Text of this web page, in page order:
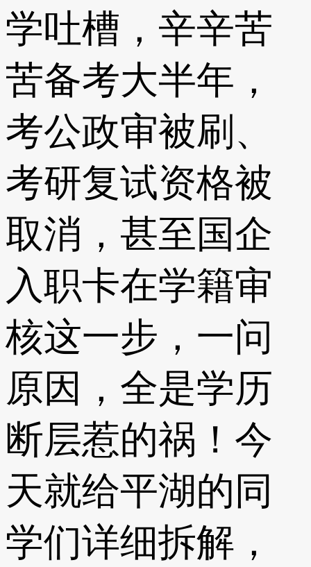
学吐槽，辛辛苦
苦备考大半年，
考公政审被刷、
考研复试资格被
取消，甚至国企
入职卡在学籍审
核这一步，一问
原因，全是学历
断层惹的祸！今
天就给平湖的同
学们详细拆解，